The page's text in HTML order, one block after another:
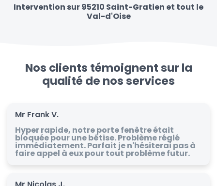
Intervention sur 95210 Saint-Gratien et tout le
Val-d'Oise
Nos clients témoignent sur la
qualité de nos services
Mr Frank V.
Hyper rapide, notre porte fenêtre était
bloquée pour une bêtise. Problème réglé
immédiatement. Parfait je n'hésiterai pas à
faire appel à eux pour tout problème futur.